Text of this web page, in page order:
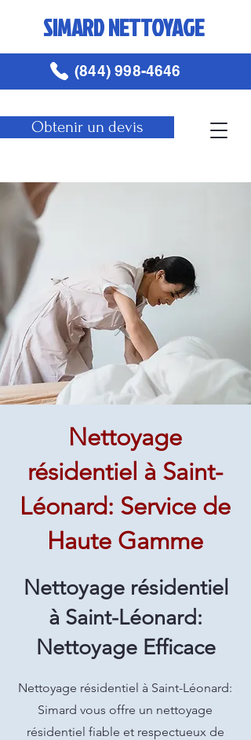
SIMARD NETTOYAGE
Obtenir un devis
(844) 998-4646
Nettoyage
résidentiel à Saint-
Léonard: Service de
Haute Gamme
Nettoyage résidentiel
à Saint-Léonard:
Nettoyage Efficace
Nettoyage résidentiel à Saint-Léonard:
Simard vous offre un nettoyage
résidentiel fiable et respectueux de